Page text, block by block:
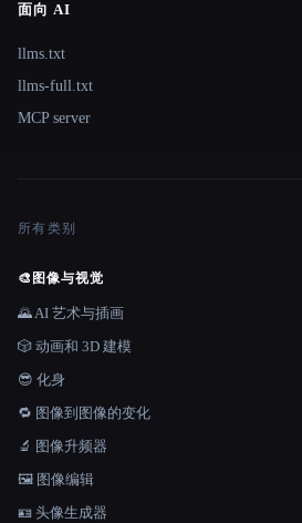
面向 AI
llms.txt
llms-full.txt
MCP server
所有类别
🎨 图像与视觉
🌄 AI 艺术与插画
🎲 动画和 3D 建模
😎 化身
🔁 图像到图像的变化
🔬 图像升频器
🖼️ 图像编辑
🪪 头像生成器